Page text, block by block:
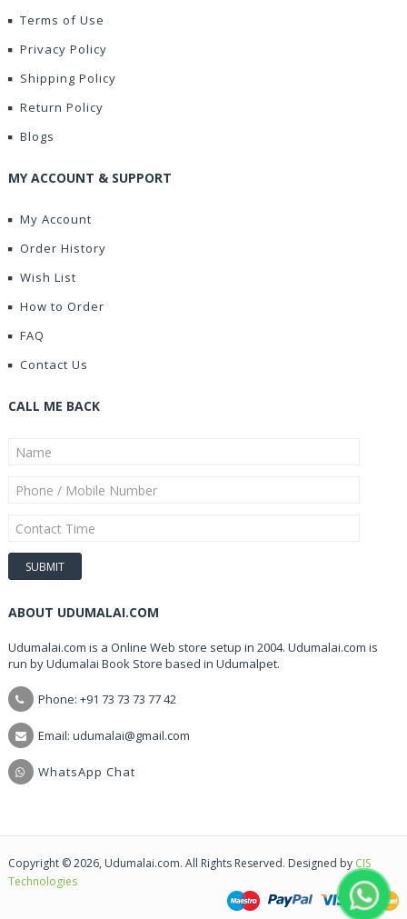
Terms of Use
Privacy Policy
Shipping Policy
Return Policy
Blogs
MY ACCOUNT & SUPPORT
My Account
Order History
Wish List
How to Order
FAQ
Contact Us
CALL ME BACK
ABOUT UDUMALAI.COM
Udumalai.com is a Online Web store setup in 2004. Udumalai.com is
run by Udumalai Book Store based in Udumalpet.
Phone: +91 73 73 73 77 42
Email: udumalai@gmail.com
WhatsApp Chat
Copyright © 2026, Udumalai.com. All Rights Reserved. Designed by CIS
Technologies